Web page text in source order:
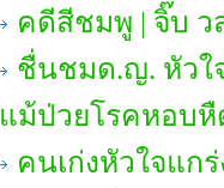
คดีสีชมพู | จิ๊บ ว
ชื่นชมด.ญ. หัวใ
แม้ป่วยโรคหอบหื
คนเก่งหัวใจแก